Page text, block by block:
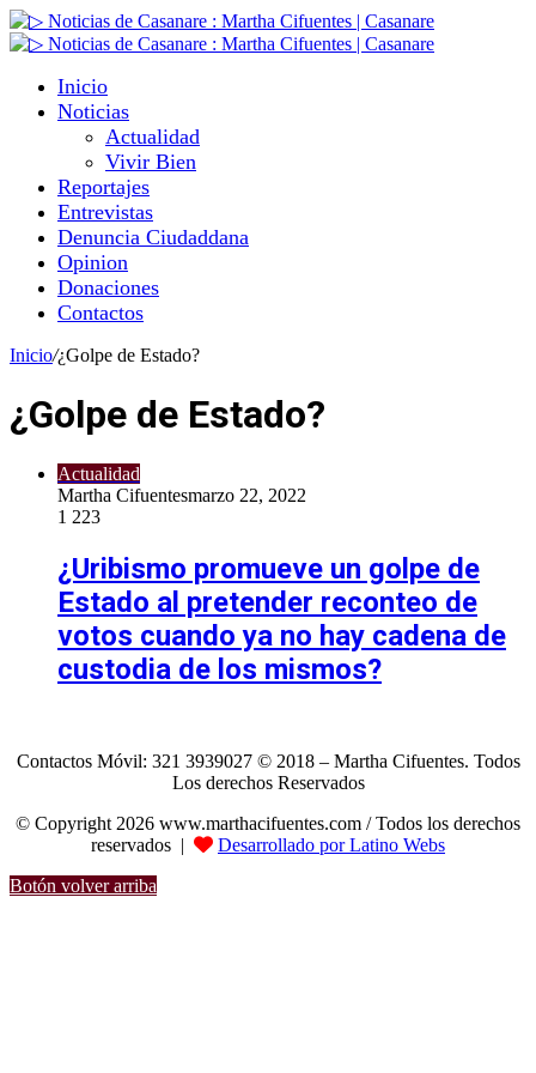
Inicio
Noticias
Actualidad
Vivir Bien
Reportajes
Entrevistas
Denuncia Ciudaddana
Opinion
Donaciones
Contactos
Inicio/¿Golpe de Estado?
¿Golpe de Estado?
Actualidad
Martha Cifuentesmarzo 22, 2022
1 223
¿Uribismo promueve un golpe de
Estado al pretender reconteo de
votos cuando ya no hay cadena de
custodia de los mismos?
Contactos Móvil: 321 3939027 © 2018 – Martha Cifuentes. Todos
Los derechos Reservados
© Copyright 2026 www.marthacifuentes.com / Todos los derechos
reservados |
Desarrollado por Latino Webs
Botón volver arriba